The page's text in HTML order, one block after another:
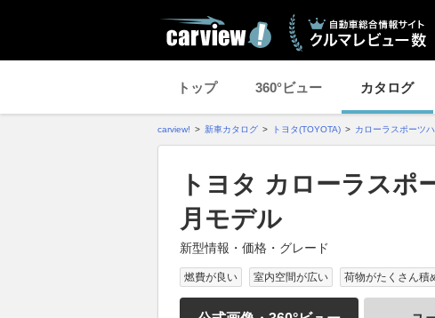
トップ 360°ビュー カタログ
carview! 新車カタログ トヨタ(TOYOTA) カローラスポーツ
トヨタ カローラスポ
月モデル
新型情報・価格・グレード
燃費が良い 室内空間が広い 荷物がたくさん積